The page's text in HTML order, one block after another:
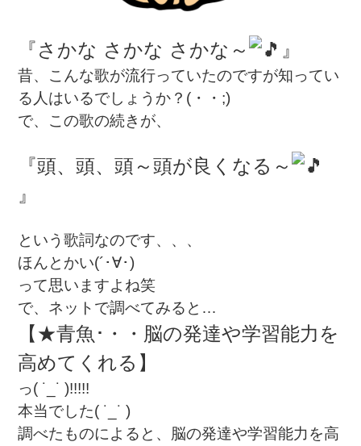
『さかな さかな さかな～ 』
昔、こんな歌が流行っていたのですが知ってい
る人はいるでしょうか？(・・;)
で、この歌の続きが、
『頭、頭、頭～頭が良くなる～
』
という歌詞なのです、、、
ほんとかい(´･∀･)
って思いますよね笑
で、ネットで調べてみると…
【★青魚･・・脳の発達や学習能力を
高めてくれる】
っ( ˙_˙ )!!!!!
本当でした( ˙_˙ )
調べたものによると、脳の発達や学習能力を高